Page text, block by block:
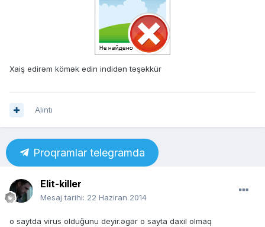
Xaiş edirəm kömək edin indidən təşəkkür
Alıntı
Proqramlar telegramda
Elit-killer
Mesaj tarihi: 22 Haziran 2014
o saytda virus olduğunu deyir.əgər o sayta daxil olmaq